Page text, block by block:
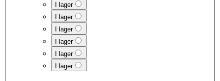
I lager
I lager
I lager
I lager
I lager
I lager